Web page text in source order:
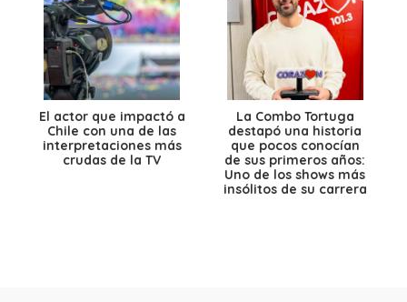
El actor que impactó a
Chile con una de las
interpretaciones más
crudas de la TV
La Combo Tortuga
destapó una historia
que pocos conocían
de sus primeros años:
Uno de los shows más
insólitos de su carrera